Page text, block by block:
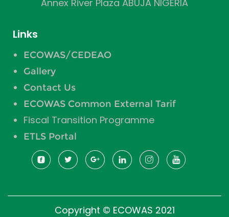
Annex River Plaza ABUJA NIGERIA
Links
ECOWAS/CEDEAO
Gallery
Contact Us
ECOWAS Common External Tarif
Fiscal Transition Programme
ETLS Portal
Copyright © ECOWAS 2021